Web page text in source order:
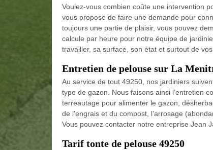
Voulez-vous combien coûte une intervention
vous propose de faire une demande pour
toujours une partie de plaisir, vous pouvez
calcule par heure pour notre équipe de
travailler, sa surface, son état et surtout de
Entretien de pelouse sur La
Au service de tout 49250, nos jardiniers
type de gazon. Nous faisons ainsi l’entretien
terreautage pour alimenter le gazon,
de l'engrais et du compost, l’arrosage
Vous pouvez contacter notre entreprise Jean
Tarif tonte de pelouse 49250